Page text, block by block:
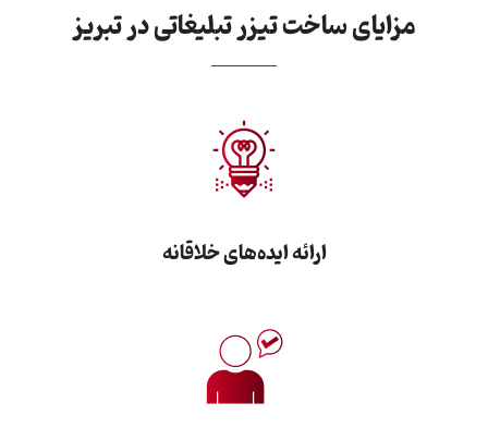
مزایای ساخت تیزر تبلیغاتی در تبریز
ارائه ایده‌های خلاقانه